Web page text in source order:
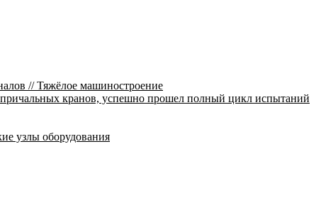
// Тяжёлое машиностроение
кранов, успешно прошел полный цикл испытаний
узлы оборудования